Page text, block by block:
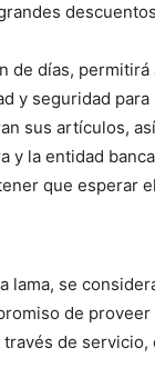
de días, permitirá
y seguridad para
sus artículos, así
y la entidad
que esperar el
lama, se
de
de